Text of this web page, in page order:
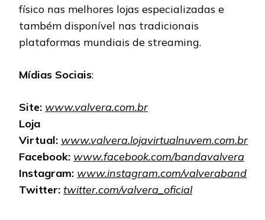
físico nas melhores lojas especializadas e
também disponível nas tradicionais
plataformas mundiais de streaming.
Mídias Sociais:
Site: www.valvera.com.br
Loja
Virtual: www.valvera.lojavirtualnuvem.com.br
Facebook: www.facebook.com/bandavalvera
Instagram: www.instagram.com/valveraband
Twitter: twitter.com/valvera_oficial